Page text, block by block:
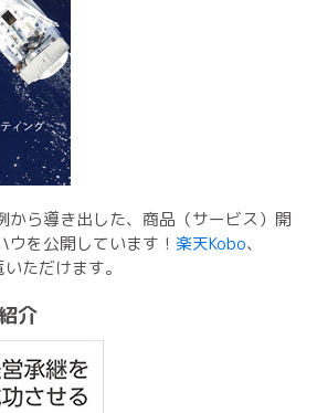
から導き出した、商品（サービス）開
を公開しています！ 楽天Kobo、
ただけます。
介